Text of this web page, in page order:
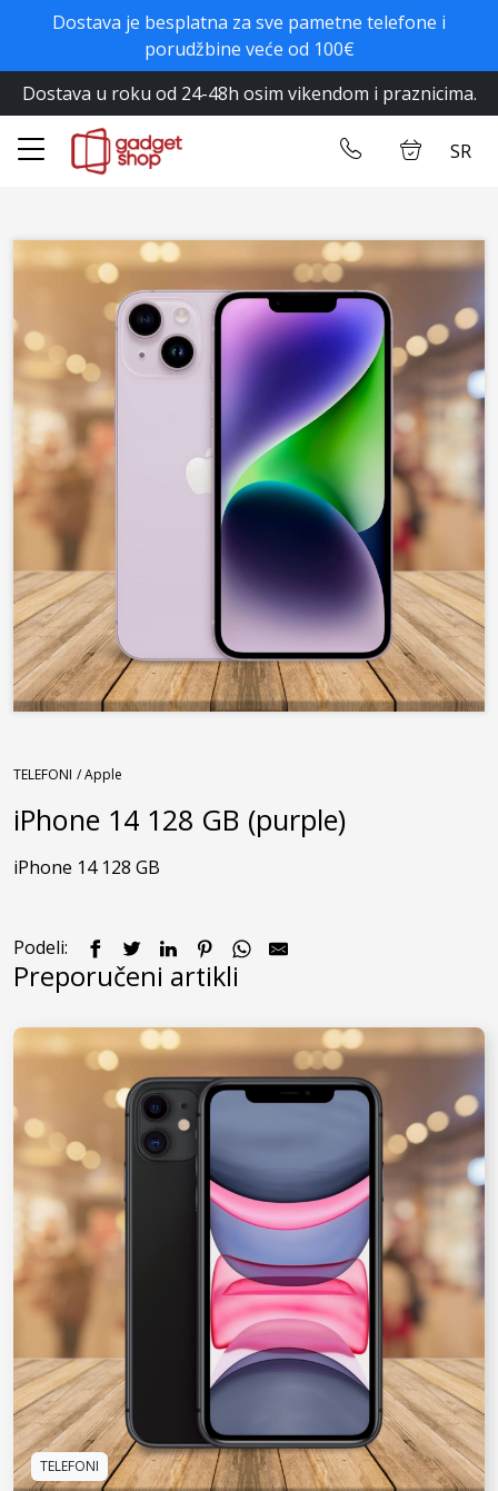
Dostava je besplatna za sve pametne telefone i
porudžbine veće od 100€
Dostava u roku od 24-48h osim vikendom i praznicima.
Početna
Prodavnica
Ulogujte se
SR
TELEFONI / Apple
iPhone 14 128 GB (purple)
iPhone 14 128 GB
Podeli:
Preporučeni artikli
TELEFONI